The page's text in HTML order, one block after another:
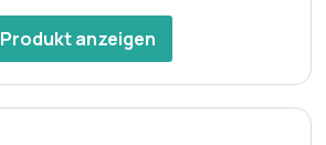
Produkt anzeigen